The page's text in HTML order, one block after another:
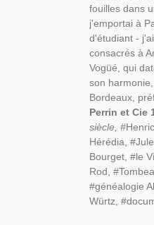
fouilles dans
j'emportai à
d'étudiant -
consacrés à
Vogüé, qui
son
Bordeaux,
Perrin et Cie
siècle, #
Hérédia,
Bourget, #le
Rod,
#généalogie
Würtz,